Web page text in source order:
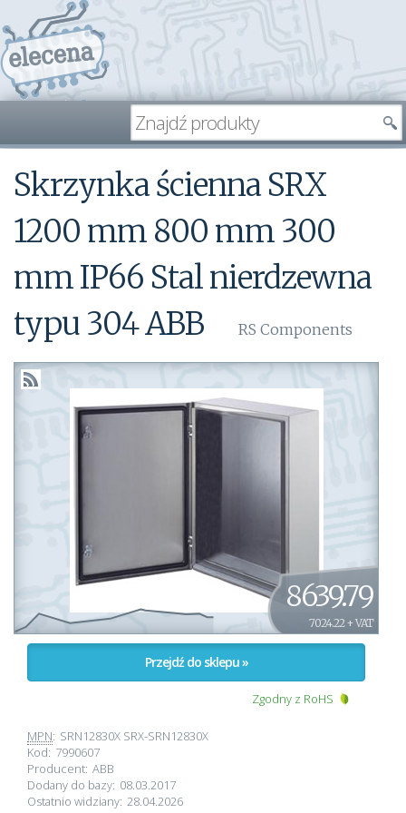
Skrzynka ścienna SRX
1200 mm 800 mm 300
mm IP66 Stal nierdzewna
typu 304 ABB
RS Components
8639.79
7024.22 + VAT
Przejdź do sklepu »
Zgodny z RoHS
MPN: SRN12830X SRX-SRN12830X
Kod: 7990607
Producent: ABB
Dodany do bazy: 08.03.2017
Ostatnio widziany: 28.04.2026